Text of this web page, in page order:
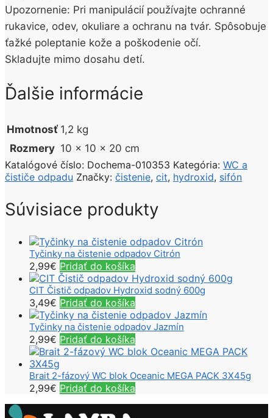
Upozornenie: Pri manipulácií používajte ochranné
rukavice, odev, okuliare a ochranu na tvár. Spôsobuje
ťažké poleptanie kože a poškodenie očí.
Skladujte mimo dosahu detí.
Ďalšie informácie
Hmotnosť 1,2 kg
Rozmery 10 × 10 × 20 cm
Katalógové číslo: Dochema-010353 Kategória: WC a
čističe odpadu Značky: čistenie, cit, hydroxid, sifón
Súvisiace produkty
Tyčinky na čistenie odpadov Citrón
2,99€ Pridať do košíka
CIT Čistič odpadov Hydroxid sodný 600g
3,49€ Pridať do košíka
Tyčinky na čistenie odpadov Jazmín
2,99€ Pridať do košíka
Brait 2-fázový WC blok Oceanic MEGA PACK 3X45g
2,99€ Pridať do košíka